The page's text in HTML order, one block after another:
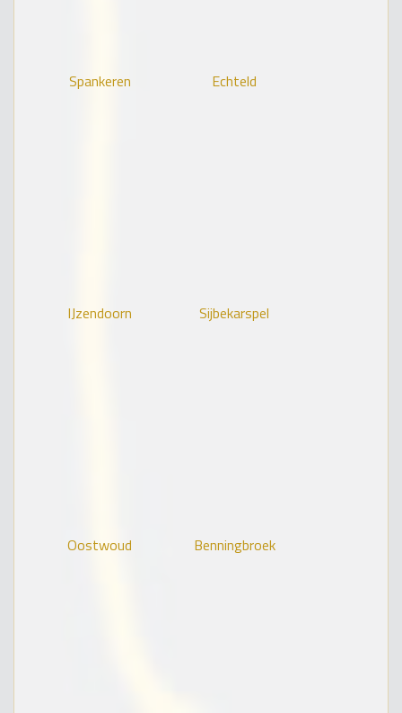
Spankeren Echteld
IJzendoorn Sijbekarspel
Oostwoud Benningbroek